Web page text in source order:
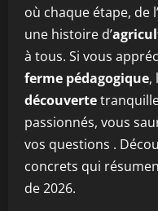
où chaque étape, de
une histoire d’
à tous. Si vous
ferme pédagogique,
découverte
passionnés, vous
vos questions .
concrets qui
de 2026.